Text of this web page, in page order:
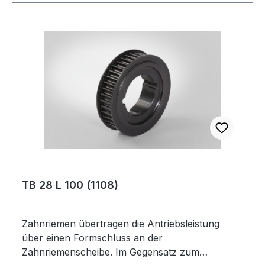
TB 28 L 100 (1108)
Zahnriemen übertragen die Antriebsleistung
über einen Formschluss an der
Zahnriemenscheibe. Im Gegensatz zum